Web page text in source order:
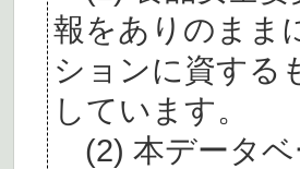
報をありのまま
ションに資する
しています。
(2) 本データベ